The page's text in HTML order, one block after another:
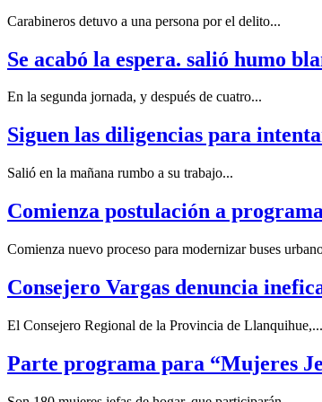
Carabineros detuvo a una persona por el delito...
Se acabó la espera. salió humo
En la segunda jornada, y después de cuatro...
Siguen las diligencias para
Salió en la mañana rumbo a su trabajo...
Comienza postulación a
Comienza nuevo proceso para modernizar buses
Consejero Vargas denuncia
El Consejero Regional de la Provincia de Llanquihue,...
Parte programa para “Mujeres